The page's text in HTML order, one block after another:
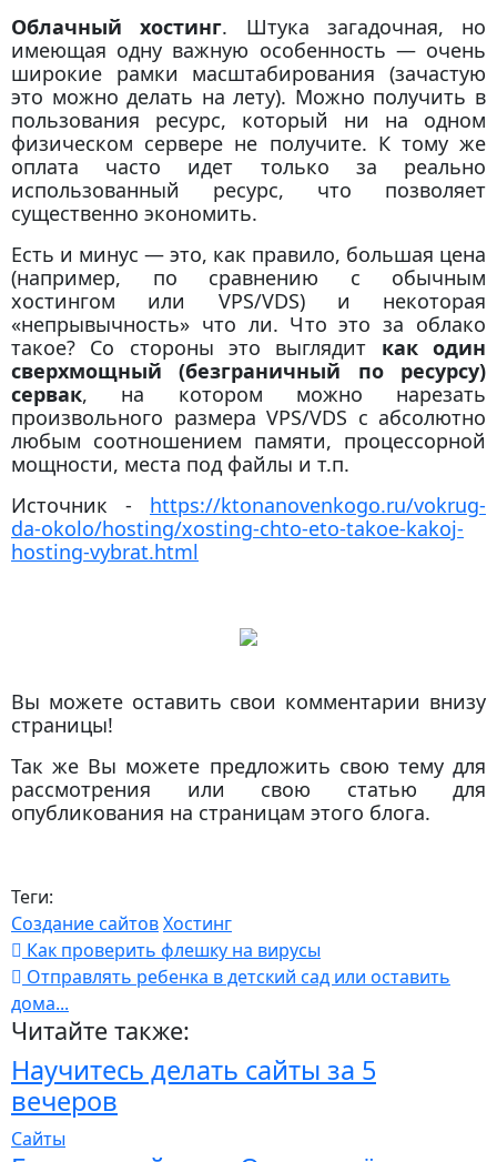
Облачный хостинг. Штука загадочная, но
имеющая одну важную особенность — очень
широкие рамки масштабирования (зачастую
это можно делать на лету). Можно получить в
пользования ресурс, который ни на одном
физическом сервере не получите. К тому же
оплата часто идет только за реально
использованный ресурс, что позволяет
существенно экономить.
Есть и минус — это, как правило, большая цена
(например, по сравнению с обычным
хостингом или VPS/VDS) и некоторая
«непрывычность» что ли. Что это за облако
такое? Со стороны это выглядит как один
сверхмощный (безграничный по ресурсу)
сервак, на котором можно нарезать
произвольного размера VPS/VDS с абсолютно
любым соотношением памяти, процессорной
мощности, места под файлы и т.п.
Источник - https://ktonanovenkogo.ru/vokrug-
da-okolo/hosting/xosting-chto-eto-takoe-kakoj-
hosting-vybrat.html
Вы можете оставить свои комментарии внизу
страницы!
Так же Вы можете предложить свою тему для
рассмотрения или свою статью для
опубликования на страницам этого блога.
Теги:
Создание сайтовХостинг
Как проверить флешку на вирусы
Отправлять ребенка в детский сад или оставить
дома...
Читайте также:
Научитесь делать сайты за 5
вечеров
Сайты